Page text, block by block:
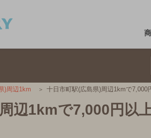
)周辺1km 十日市町駅(広島県)周辺1kmで7,000
辺1kmで7,000円以